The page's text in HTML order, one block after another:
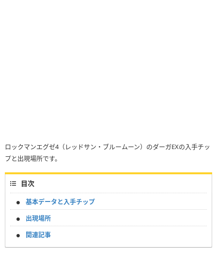
ロックマンエグゼ4（レッドサン・ブルームーン）のダーガEXの入手チッ
プと出現場所です。
目次
基本データと入手チップ
出現場所
関連記事